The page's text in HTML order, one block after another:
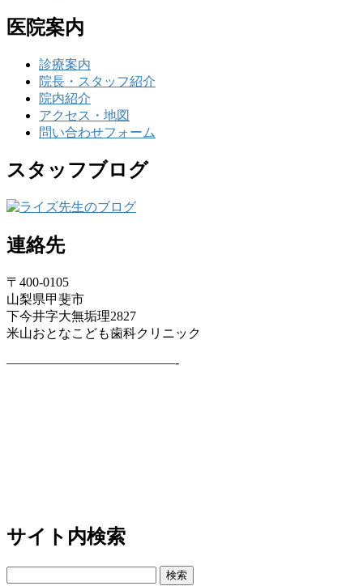
医院案内
診療案内
院長・スタッフ紹介
院内紹介
アクセス・地図
問い合わせフォーム
スタッフブログ
連絡先
〒400-0105
山梨県甲斐市
下今井字大無垢理2827
米山おとなこども歯科クリニック
—————————————-
サイト内検索